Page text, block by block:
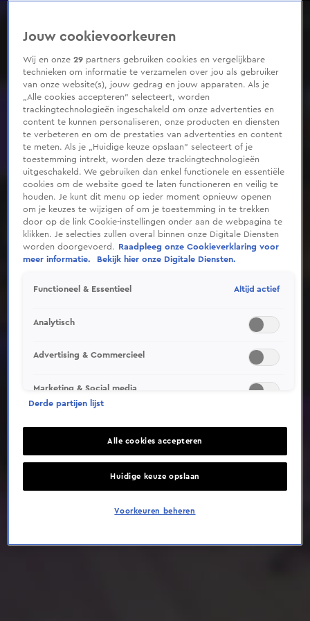
0
seconds
Deze video is niet beschikbaar op je huidige locatie
Jouw cookievoorkeuren
Wij en onze29 partners gebruiken cookies en vergelijkbare
technieken om informatie te verzamelen over jou als gebruiker
van onze website(s), jouw gedrag en jouw apparaten. Als je
„Alle cookies accepteren” selecteert, worden
trackingtechnologieën ingeschakeld om onze advertenties en
content te kunnen personaliseren, onze producten en diensten
te verbeteren en om de prestaties van advertenties en content
te meten. Als je „Huidige keuze opslaan” selecteert of je
toestemming intrekt, worden deze trackingtechnologieën
uitgeschakeld. We gebruiken dan enkel functionele en essentiële
cookies om de website goed te laten functioneren en veilig te
houden. Je kunt dit menu op ieder moment opnieuw openen
om je keuzes te wijzigen of om je toestemming in te trekken
door op de link Cookie-instellingen onder aan de webpagina te
klikken. Je selecties zullen overal binnen onze Digitale Diensten
worden doorgevoerd.
Raadpleeg onze Cookieverklaring voor
meer informatie.
Bekijk hier onze Digitale Diensten.
Functioneel & Essentieel Altijd actief
Analytisch
Advertising & Commercieel
Marketing & Social media
Derde partijen lijst
Alle cookies accepteren
Huidige keuze opslaan
Voorkeuren beheren